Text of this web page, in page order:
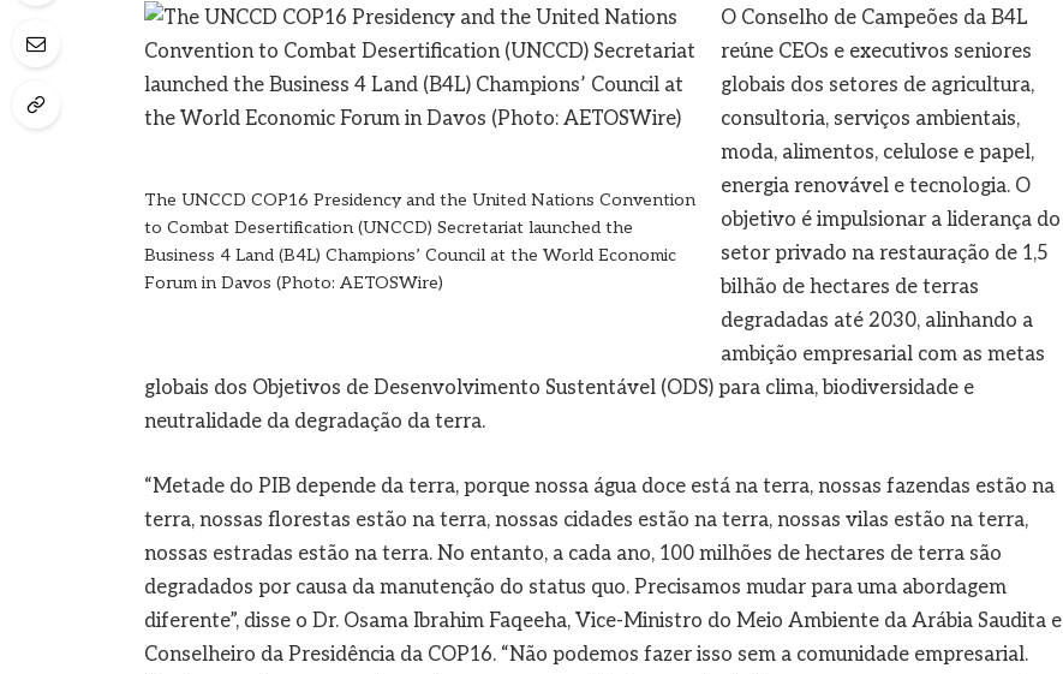
The UNCCD COP16 Presidency and the United Nations Convention
to Combat Desertification (UNCCD) Secretariat launched the
Business 4 Land (B4L) Champions’ Council at the World Economic
Forum in Davos (Photo: AETOSWire)
O Conselho de Campeões da B4L
reúne CEOs e executivos seniores
globais dos setores de agricultura,
consultoria, serviços ambientais,
moda, alimentos, celulose e papel,
energia renovável e tecnologia. O
objetivo é impulsionar a liderança do
setor privado na restauração de 1,5
bilhão de hectares de terras
degradadas até 2030, alinhando a
ambição empresarial com as metas
globais dos Objetivos de Desenvolvimento Sustentável (ODS) para clima, biodiversidade e
neutralidade da degradação da terra.
“Metade do PIB depende da terra, porque nossa água doce está na terra, nossas fazendas estão na
terra, nossas florestas estão na terra, nossas cidades estão na terra, nossas vilas estão na terra,
nossas estradas estão na terra. No entanto, a cada ano, 100 milhões de hectares de terra são
degradados por causa da manutenção do status quo. Precisamos mudar para uma abordagem
diferente”, disse o Dr. Osama Ibrahim Faqeeha, Vice-Ministro do Meio Ambiente da Arábia Saudita e
Conselheiro da Presidência da COP16. “Não podemos fazer isso sem a comunidade empresarial.